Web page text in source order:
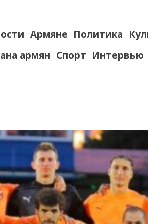
Армяне Политика
армян Спорт Интервью